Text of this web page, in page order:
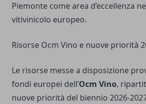
Piemonte come area d’eccellenza
vitivinicolo europeo.
Risorse Ocm Vino e nuove priorità
Le risorse messe a disposizione
fondi europei dell’Ocm Vino,
nuove priorità del biennio 2026-